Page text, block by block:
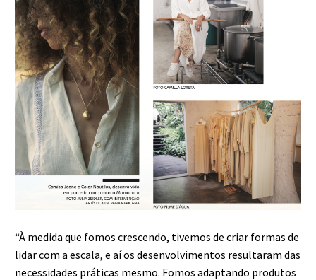
“À medida que fomos crescendo, tivemos de criar formas de
lidar com a escala, e aí os desenvolvimentos resultaram das
necessidades práticas mesmo. Fomos adaptando produtos